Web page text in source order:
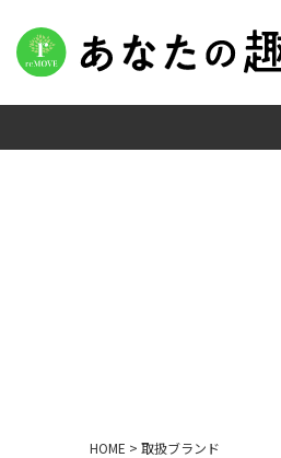
HOME > 取扱ブランド